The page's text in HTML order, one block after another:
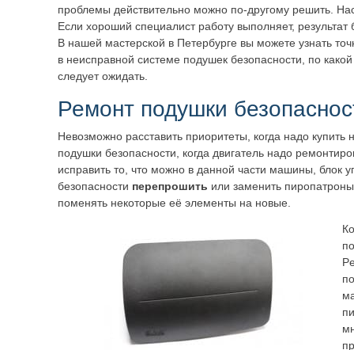
проблемы действительно можно по-другому решить.
Если хороший специалист работу выполняет,
В нашей мастерской в Петербурге вы можете узнать
в неисправной системе подушек безопасности, по какой
следует ожидать.
Ремонт подушки
Невозможно расставить приоритеты, когда надо купить
подушки безопасности, когда двигатель надо
исправить то, что можно в данной части машины, блок
безопасности перепрошить или заменить
поменять некоторые её элементы на новые.